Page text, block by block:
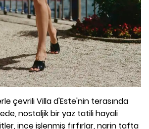
çevrili Villa d'Este'nin terasında
nostaljik bir yaz tatili hayali
ince işlenmiş fırfırlar, narin tafta